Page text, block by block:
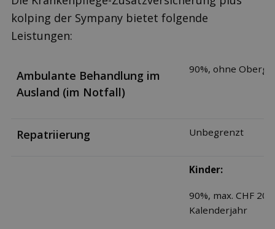
kolping der Sympany bietet folgende
Leistungen:
Ambulante Behandlung im
Ausland (im Notfall)
90%, ohne
Repatriierung Unbegrenzt
Kinder:
90%, max. CHF
Kalenderjahr